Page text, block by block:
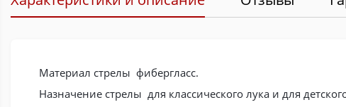
Материал стрелы фибергласс.
Назначение стрелы для классического лука и для